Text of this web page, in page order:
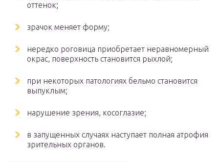
оттенок;
зрачок меняет форму;
нередко роговица приобретает неравномерный
окрас, поверхность становится рыхлой;
при некоторых патологиях бельмо становится
выпуклым;
нарушение зрения, косоглазие;
в запущенных случаях наступает полная атрофия
зрительных органов.